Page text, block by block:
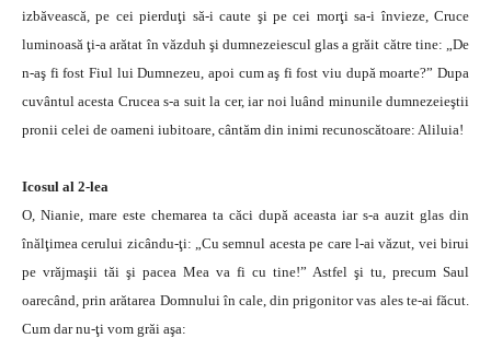
izbăvească, pe cei pierduţi să-i caute şi pe cei morţi sa-i învieze, Cruce
luminoasă ţi-a arătat în văzduh şi dumnezeiescul glas a grăit către tine: „De
n-aş fi fost Fiul lui Dumnezeu, apoi cum aş fi fost viu după moarte?” Dupa
cuvântul acesta Crucea s-a suit la cer, iar noi luând minunile dumnezeieştii
pronii celei de oameni iubitoare, cântăm din inimi recunoscătoare: Aliluia!
Icosul al 2-lea
O, Nianie, mare este chemarea ta căci după aceasta iar s-a auzit glas din
înălţimea cerului zicându-ţi: „Cu semnul acesta pe care l-ai văzut, vei birui
pe vrăjmaşii tăi şi pacea Mea va fi cu tine!” Astfel şi tu, precum Saul
oarecând, prin arătarea Domnului în cale, din prigonitor vas ales te-ai făcut.
Cum dar nu-ţi vom grăi aşa: